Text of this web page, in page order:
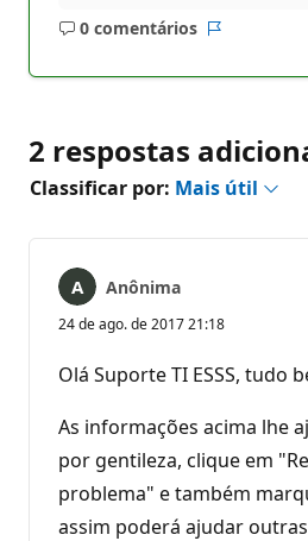
0 comentários
Sem
2 respostas
Classificar por: Mais útil
Anônima
24 de ago. de 2017 21:18
Olá Suporte TI ESSS, tudo
As informações acima lhe
por gentileza, clique em
problema" e também
assim poderá ajudar